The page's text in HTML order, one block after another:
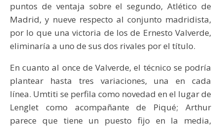
puntos de ventaja sobre el segundo, Atlético de
Madrid, y nueve respecto al conjunto madridista,
por lo que una victoria de los de Ernesto Valverde,
eliminaría a uno de sus dos rivales por el título.
En cuanto al once de Valverde, el técnico se podría
plantear hasta tres variaciones, una en cada
línea. Umtiti se perfila como novedad en el lugar de
Lenglet como acompañante de Piqué; Arthur
parece que tiene un puesto fijo en la media,